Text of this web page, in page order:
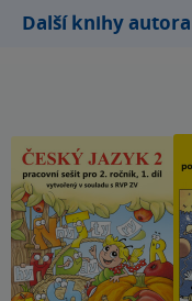
Další knihy autora